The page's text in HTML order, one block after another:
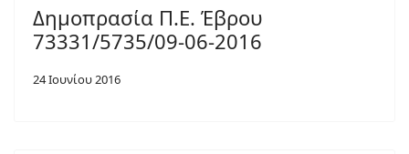
Δημοπρασία Π.Ε. Έβρου
73331/5735/09-06-2016
24 Ιουνίου 2016